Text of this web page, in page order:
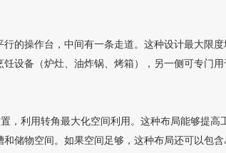
操作台，中间有一条走道。这种设计最大
设备（炉灶、油炸锅、烤箱），另一侧可专门
，利用转角最大化空间利用。这种布局能够提
物空间。如果空间足够，这种布局还可以包含